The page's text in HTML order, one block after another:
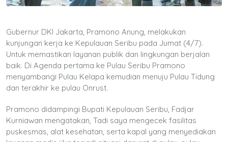
Gubernur DKI Jakarta, Pramono Anung, melakukan
kunjungan kerja ke Kepulauan Seribu pada Jumat (4/7).
Untuk memastikan layanan publik dan lingkungan berjalan
baik. Di Agenda pertama ke Pulau Seribu Pramono
menyambangi Pulau Kelapa kemudian menuju Pulau Tidung
dan terakhir ke pulau Onrust.
Pramono didampingi Bupati Kepulauan Seribu, Fadjar
Kurniawan mengatakan, Tadi saya mengecek fasilitas
puskesmas, alat kesehatan, serta kapal yang menyediakan